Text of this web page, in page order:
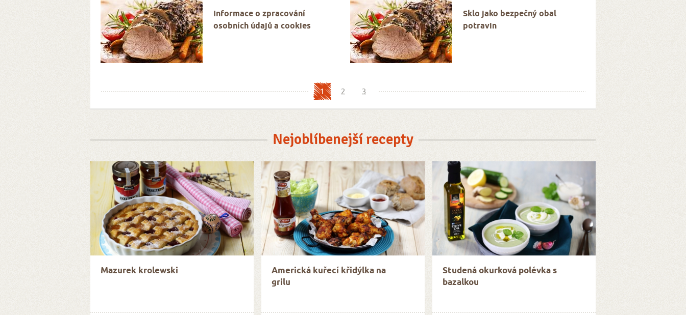
Informace o zpracování
osobních údajů a cookies
Sklo jako bezpečný obal
potravin
1 2 3
Nejoblíbenejší recepty
Mazurek krolewski
Americká kuřecí křidýlka na
grilu
Studená okurková polévka s
bazalkou